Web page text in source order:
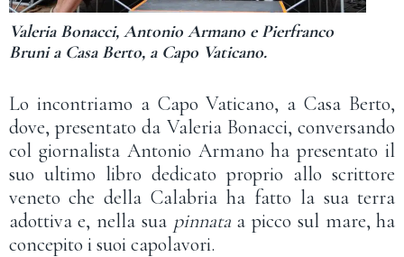
Valeria Bonacci, Antonio Armano e Pierfranco
Bruni a Casa Berto, a Capo Vaticano.
Lo incontriamo a Capo Vaticano, a Casa Berto,
dove, presentato da Valeria Bonacci, conversando
col giornalista Antonio Armano ha presentato il
suo ultimo libro dedicato proprio allo scrittore
veneto che della Calabria ha fatto la sua terra
adottiva e, nella sua pinnataa picco sul mare, ha
concepito i suoi capolavori.